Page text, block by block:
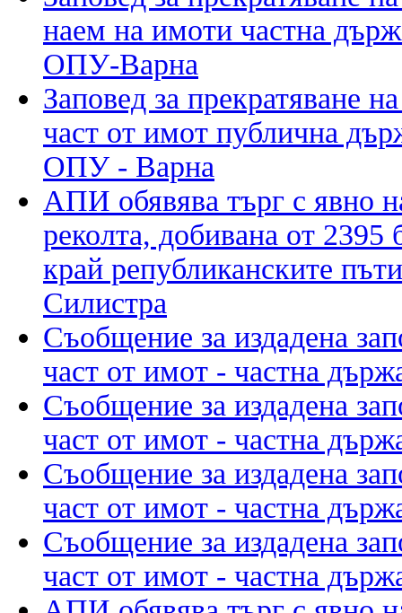
наем на имоти частна
ОПУ-Варна
Заповед за прекратяване
част от имот публична
ОПУ - Варна
АПИ обявява търг с явно
реколта, добивана от
край републиканските
Силистра
Съобщение за издадена
част от имот - частна
Съобщение за издадена
част от имот - частна
Съобщение за издадена
част от имот - частна
Съобщение за издадена
част от имот - частна